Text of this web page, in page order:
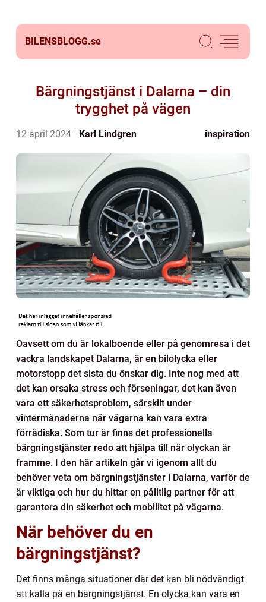
BILENSBLOGG.se
Bärgningstjänst i Dalarna – din
trygghet på vägen
12 april 2024 Karl Lindgren inspiration
Oavsett om du är lokalboende eller på genomresa i det
vackra landskapet Dalarna, är en bilolycka eller
motorstopp det sista du önskar dig. Inte nog med att
det kan orsaka stress och förseningar, det kan även
vara ett säkerhetsproblem, särskilt under
vintermånaderna när vägarna kan vara extra
förrädiska. Som tur är finns det professionella
bärgningstjänster redo att hjälpa till när olyckan är
framme. I den här artikeln går vi igenom allt du
behöver veta om bärgningstjänster i Dalarna, varför de
är viktiga och hur du hittar en pålitlig partner för att
garantera din säkerhet och mobilitet på vägarna.
När behöver du en
bärgningstjänst?
Det finns många situationer där det kan bli nödvändigt
att kalla på en bärgningstjänst. En olycka kan vara en